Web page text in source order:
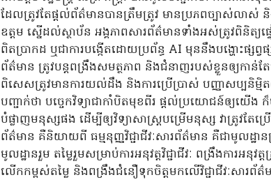
ដែលត្រូវតែផ្តល់ព័ត៌មានបានត្រឹមត្រូវ មានប្រភពច្បាស់លាស់
ឧត្តម ស្នើដល់ស្ថាប័ន អង្គភាពសារព័ត៌មានទាំងអស់ត្រូវពិនិត្យ
ពិតប្រាកដ ឬជាការបង្កើតដោយប្រព័ន្ធ AI មុននឹងបង្ហោះផ្សព្
ព័ត៌មាន ត្រូវបន្តពង្រឹងសមត្ថភាព និងជំនាញរបស់ខ្លួនឲ្យកាន់តែ
ពិសេសត្រូវមានការយល់ដឹង និងការប្រើប្រាស់ បញ្ញាសប្បនិម្មិត(
បញ្ជាក់ថា បច្ចេកវិទ្យាជាកាំបិតមុខពីរ ផ្តល់ប្រយោជន៍ឲ្យយើង
បំផ្លាញមនុស្សផង ដើម្បីឲ្យវិទ្យាសាស្ត្របម្រើមនុស្ស វាត្រូវ
ព័ត៌មាន គឺនិយាយពី ធម្មនុញ្ញវិជ្ជាជីវៈសារព័ត៌មាន គឺជាមូលដ្ឋា
មូលដ្ឋានរួម តម្លៃរួមសម្រាប់ការអនុវត្តវិជ្ជាជីវៈ ពង្រឹងកា
លើកកម្ពស់តម្លៃ និងពង្រឹងជំនឿទុកចិត្តមកលើវិជ្ជាជីវៈសារព័ត៌